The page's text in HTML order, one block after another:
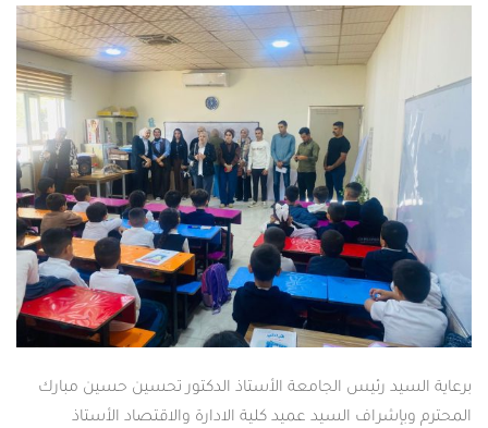
برعاية السيد رئيس الجامعة الأستاذ الدكتور تحسين حسين مبارك
المحترم وبإشراف السيد عميد كلية الادارة والاقتصاد الأستاذ